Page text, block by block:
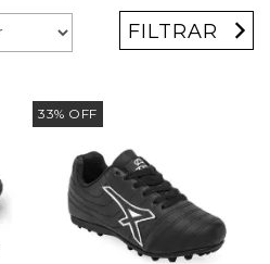
FILTRAR
33% OFF